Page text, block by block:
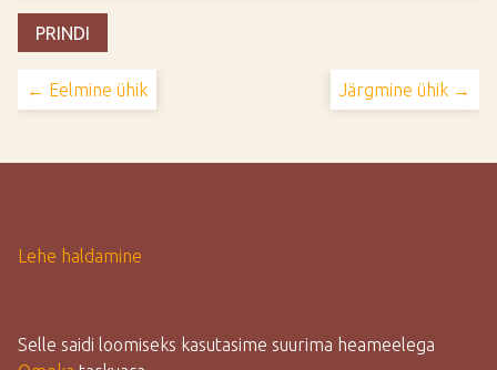
PRINDI
← Eelmine ühik Järgmine ühik →
Lehe haldamine
Selle saidi loomiseks kasutasime suurima heameelega